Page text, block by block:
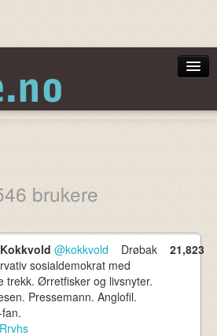
brukere
@kokkvold
Drøbak
sosialdemokrat med
trekk. Ørretfisker og livsnyter.
Pressemann. Anglofil.
21,823